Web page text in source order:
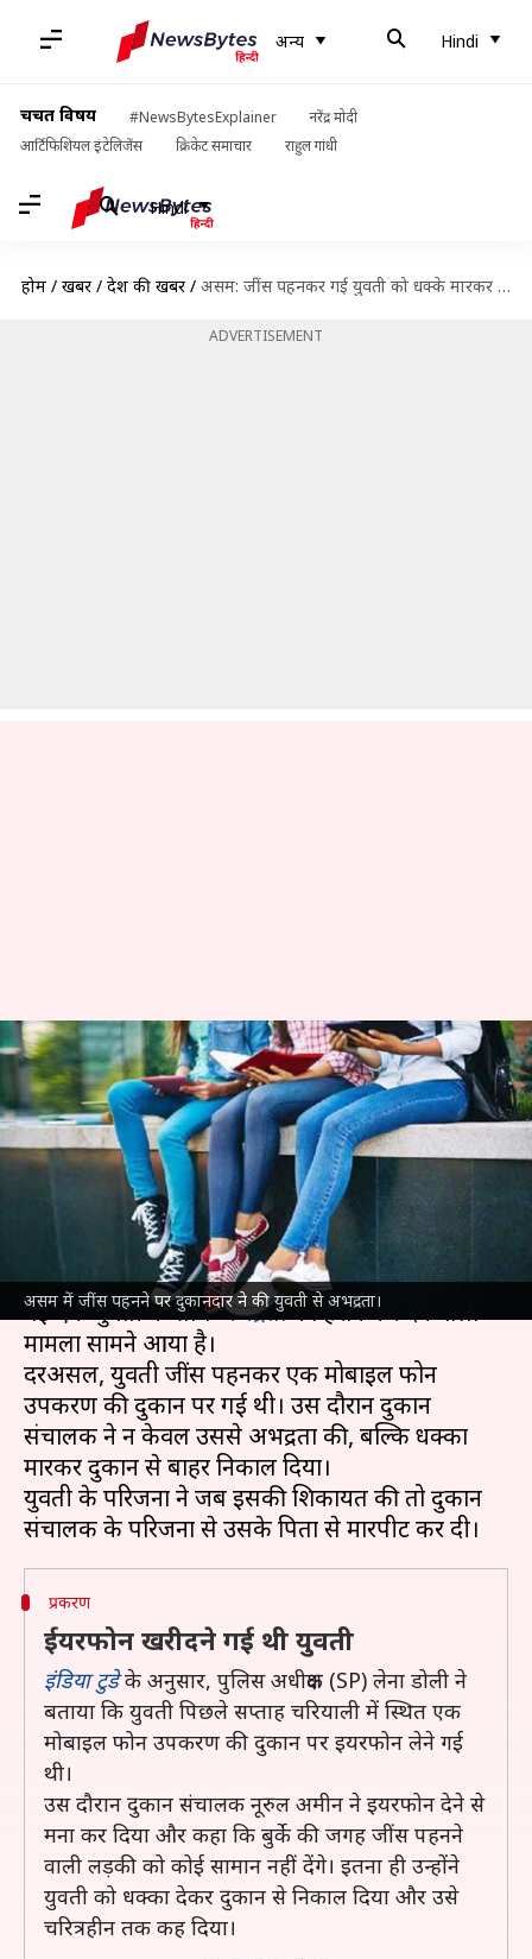
अन्य Hindi
चर्चित विषय #NewsBytesExplainer
नरेंद्र मोदी
आर्टिफिशियल इंटेलिजेंस
क्रिकेट समाचार राहुल गांधी
Hindi
होम / खबरें / देश की खबरें / असम: जींस पहनकर गई युवती को धक्के मारकर दुकान से निकाला, पिता से मारपीट
ADVERTISEMENT
असम में जींस पहनने पर दुकानदार ने की युवती से अभद्रता।
असम: जींस पहनकर गई युवती को
धक्के मारकर दुकान से निकाला,
पिता से मारपीट
लेखन भारत शर्मा Nov 01, 2021 04:25 pm
असमके बिश्वनाथ जिले में बुर्के की जगह जींस पहनकर
गई एक युवती के साथअभद्रताका हैरान कर देने वाला
मामला सामने आया है।
दरअसल, युवती जींस पहनकर एक मोबाइल फोन
उपकरण की दुकान पर गई थी। उस दौरान दुकान
संचालक ने न केवल उससे अभद्रता की, बल्कि धक्का
मारकर दुकान से बाहर निकाल दिया।
युवती के परिजनों ने जब इसकी शिकायत की तो दुकान
प्रकरण
ईयरफोन खरीदने गई थी युवती
इंडिया टुडेके अनुसार, पुलिस अधीक्षक (SP) लेना डोली ने
बताया कि युवती पिछले सप्ताह चरियाली में स्थित एक
मोबाइल फोन उपकरण की दुकान पर इयरफोन लेने गई
थी।
उस दौरान दुकान संचालक नूरुल अमीन ने इयरफोन देने से
मना कर दिया और कहा कि बुर्के की जगह जींस पहनने
वाली लड़की को कोई सामान नहीं देंगे। इतना ही उन्होंने
युवती को धक्का देकर दुकान से निकाल दिया और उसे
चरित्रहीन तक कह दिया।